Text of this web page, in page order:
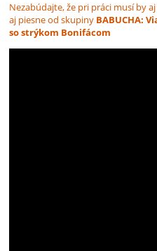
Nezabúdajte, že pri práci musí by
aj piesne od skupiny BABUCHA:
so strýkom Bonifácom